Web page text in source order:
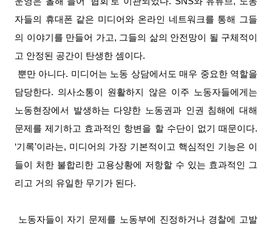
자들의 휴대폰 같은 미디어와 온라인 네트워크를 통해 그들
의 이야기를 만들어 가고, 그들의 삶의 안전망이 될 구체적이
고 안정된 공간이 탄생한 셈이다.
뿐만 아니다. 미디어는 노동 상담에서도 매우 중요한 역할을
담당한다. 의사소통이 원활하지 않은 이주 노동자들에게는
노동현장에서 발생하는 다양한 노동권과 인권 침해에 대해
문제를 제기하고 효과적인 항변을 할 수단이 없기 때문이다.
‘기록’이라는, 미디어의 가장 기본적이고 핵심적인 기능은 이
들이 처한 불합리한 고용상황에 저항할 수 있는 효과적인 그
리고 거의 유일한 무기가 된다.
노동자들이 자기 문제를 노동부에 진정하거나 경찰에 고발